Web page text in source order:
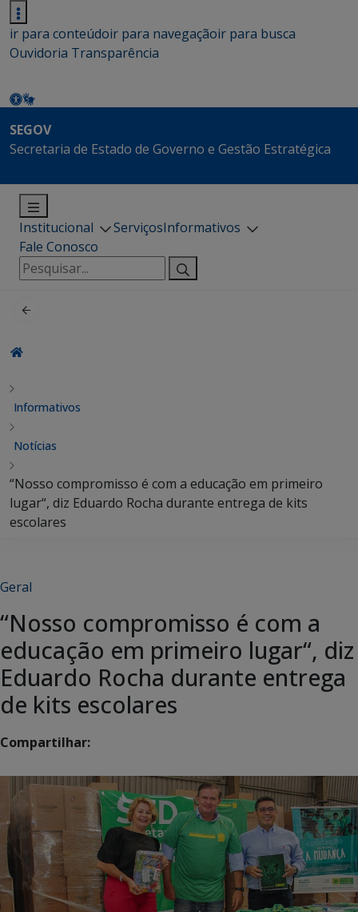
ir para conteúdoir para navegaçãoir para busca
Ouvidoria Transparência
SEGOV
Secretaria de Estado de Governo e Gestão Estratégica
Institucional ServiçosInformativos
Fale Conosco
Pesquisar
por:
Informativos
Notícias
“Nosso compromisso é com a educação em primeiro
lugar“, diz Eduardo Rocha durante entrega de kits
escolares
Geral
“Nosso compromisso é com a
educação em primeiro lugar“, diz
Eduardo Rocha durante entrega
de kits escolares
Compartilhar: